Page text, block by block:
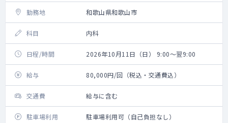
勤務地 和歌山県和歌山市
科目 内科
日程/時間 2026年10月11日（日） 9:00～翌9:00
給与 80,000円/回（税込・交通費込）
交通費 給与に含む
駐車場利用 駐車場利用可（自己負担なし）